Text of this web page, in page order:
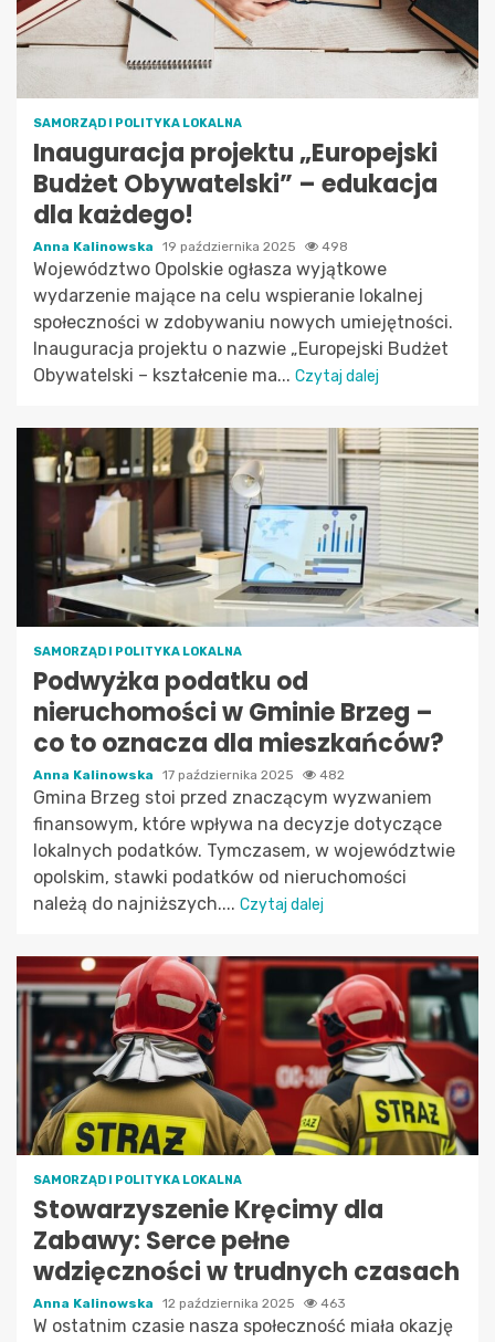
SAMORZĄD I POLITYKA LOKALNA
Inauguracja projektu „Europejski
Budżet Obywatelski” – edukacja
dla każdego!
Anna Kalinowska 19 października 2025 498
Województwo Opolskie ogłasza wyjątkowe
wydarzenie mające na celu wspieranie lokalnej
społeczności w zdobywaniu nowych umiejętności.
Inauguracja projektu o nazwie „Europejski Budżet
Obywatelski – kształcenie ma... Czytaj dalej
SAMORZĄD I POLITYKA LOKALNA
Podwyżka podatku od
nieruchomości w Gminie Brzeg –
co to oznacza dla mieszkańców?
Anna Kalinowska 17 października 2025 482
Gmina Brzeg stoi przed znaczącym wyzwaniem
finansowym, które wpływa na decyzje dotyczące
lokalnych podatków. Tymczasem, w województwie
opolskim, stawki podatków od nieruchomości
należą do najniższych.... Czytaj dalej
SAMORZĄD I POLITYKA LOKALNA
Stowarzyszenie Kręcimy dla
Zabawy: Serce pełne
wdzięczności w trudnych czasach
Anna Kalinowska 12 października 2025 463
W ostatnim czasie nasza społeczność miała okazję